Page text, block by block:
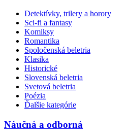
Detektívky, trilery a horory
Sci-fi a fantasy
Komiksy
Romantika
Spoločenská beletria
Klasika
Historické
Slovenská beletria
Svetová beletria
Poézia
Ďalšie kategórie
Náučná a odborná